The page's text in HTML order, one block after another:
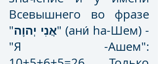
Всевышнего во фразе
"אֲנִי יְהוָה" (ани́ hа-Шем) -
"Я -Ашем":